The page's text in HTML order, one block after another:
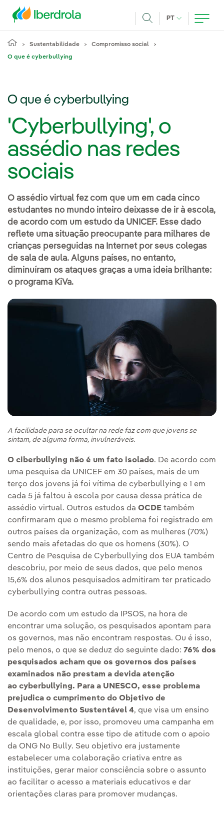
PT IDIOMA ATUAL,
Sustentabilidade Compromisso social
O que é cyberbullying
O que é cyberbullying
'Cyberbullying', o
assédio nas redes
sociais
O assédio virtual fez com que um em cada cinco
estudantes no mundo inteiro deixasse de ir à escola,
de acordo com um estudo da UNICEF. Esse dado
reflete uma situação preocupante para milhares de
crianças perseguidas na Internet por seus colegas
de sala de aula. Alguns países, no entanto,
diminuíram os ataques graças a uma ideia brilhante:
o programa KiVa.
A facilidade para se ocultar na rede faz com que jovens se
sintam, de alguma forma, invulneráveis.
O ciberbullying não é um fato isolado. De acordo com
uma pesquisa da UNICEF em 30 países, mais de um
terço dos jovens já foi vítima de cyberbullying e 1 em
cada 5 já faltou à escola por causa dessa prática de
assédio virtual. Outros estudos da OCDE também
confirmaram que o mesmo problema foi registrado em
outros países da organização, com as mulheres (70%)
sendo mais afetadas do que os homens (30%). O
Centro de Pesquisa de Cyberbullying dos EUA também
descobriu, por meio de seus dados, que pelo menos
15,6% dos alunos pesquisados admitiram ter praticado
cyberbullying contra outras pessoas.
De acordo com um estudo da IPSOS, na hora de
encontrar uma solução, os pesquisados apontam para
os governos, mas não encontram respostas. Ou é isso,
pelo menos, o que se deduz do seguinte dado: 76% dos
pesquisados acham que os governos dos países
examinados não prestam a devida atenção
ao cyberbullying. Para a UNESCO, esse problema
prejudica o cumprimento do Objetivo de
Desenvolvimento Sustentável 4, que visa um ensino
de qualidade, e, por isso, promoveu uma campanha em
escala global contra esse tipo de atitude com o apoio
da ONG No Bully. Seu objetivo era justamente
estabelecer uma colaboração criativa entre as
instituições, gerar maior consciência sobre o assunto
ao facilitar o acesso a materiais educativos e dar
orientações claras para promover mudanças.